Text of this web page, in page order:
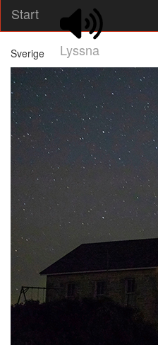
Start
Lyssna
Sverige